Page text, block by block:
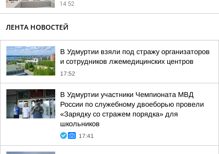
14:52
ЛЕНТА НОВОСТЕЙ
В Удмуртии взяли под стражу организаторов
и сотрудников лжемедицинских центров
17:52
В Удмуртии участники Чемпионата МВД
России по служебному двоеборью провели
«Зарядку со стражем порядка» для
школьников
17:41